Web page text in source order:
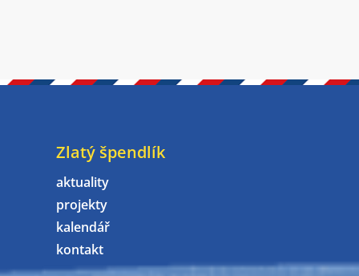
Zlatý špendlík
aktuality
projekty
kalendář
kontakt